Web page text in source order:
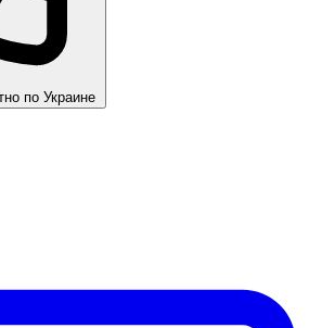
по Украине